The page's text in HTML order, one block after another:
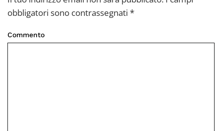
obbligatori sono contrassegnati *
Commento